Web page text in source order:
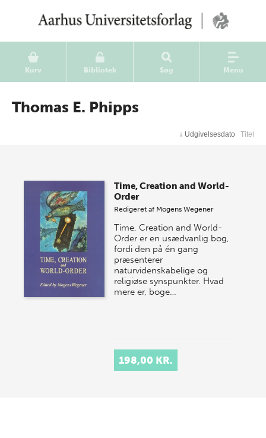
Kurv Bibliotek Søg Menu
Thomas E. Phipps
↓ Udgivelsesdato Titel
Time, Creation and World-
Order
Redigeret af Mogens Wegener
Time, Creation and World-
Order er en usædvanlig bog,
fordi den på én gang
præsenterer
naturvidenskabelige og
religiøse synspunkter. Hvad
mere er, boge…
198,00 KR.